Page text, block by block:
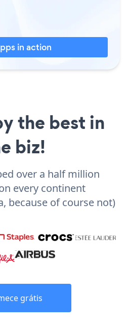
in action
the best in
biz!
over a half million
every continent
because of course not)
grátis